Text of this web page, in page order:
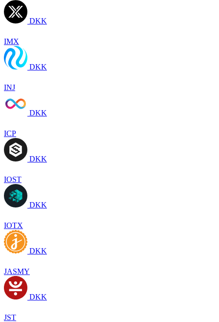
DKK
IMX
DKK
INJ
DKK
ICP
DKK
IOST
DKK
IOTX
DKK
JASMY
DKK
JST